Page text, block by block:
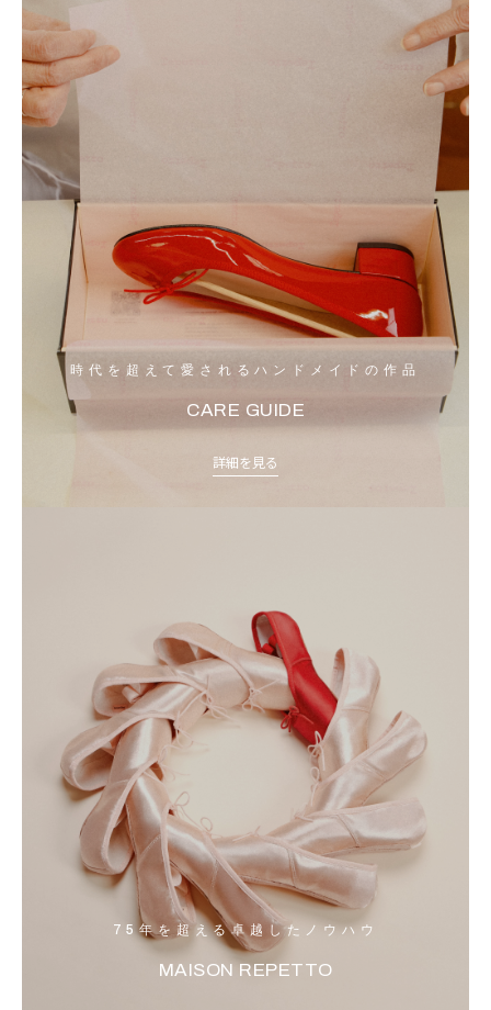
時代を超えて愛されるハンドメイドの作品
CARE GUIDE
詳細を見る
75年を超える卓越したノウハウ
MAISON REPETTO